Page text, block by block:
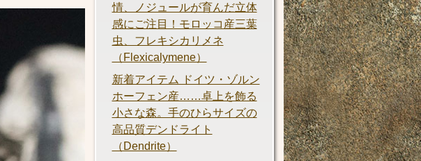
情、ノジュールが育んだ立体
感にご注目！モロッコ産三葉
虫、フレキシカリメネ
（Flexicalymene）
新着アイテム ドイツ・ゾルン
ホーフェン産……卓上を飾る
小さな森。手のひらサイズの
高品質デンドライト
（Dendrite）